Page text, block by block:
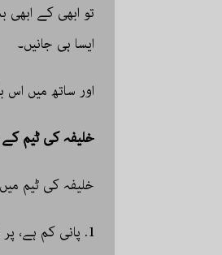
تو ابھی کے ابھی
ایسا ہی جانیں۔
اور ساتھ میں اس
خلیفہ کی ٹیم کے
خلیفہ کی ٹیم
1. پانی کم ہے، پر گیس زیادہ بھری ہوئی ہے